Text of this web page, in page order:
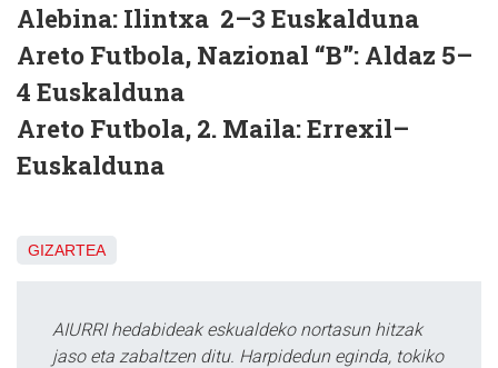
Alebina: Ilintxa 2–3 Euskalduna
Areto Futbola, Nazional “B”: Aldaz 5–
4 Euskalduna
Areto Futbola, 2. Maila: Errexil–
Euskalduna
GIZARTEA
AIURRI hedabideak eskualdeko nortasun hitzak
jaso eta zabaltzen ditu. Harpidedun eginda, tokiko